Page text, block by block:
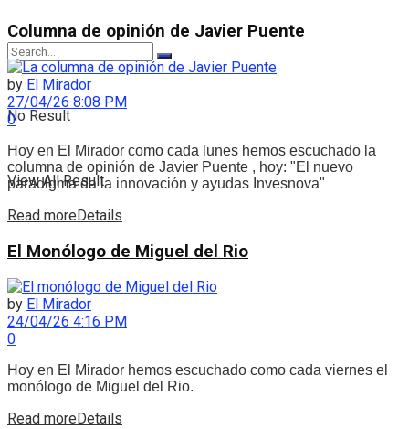
No Result
View All Result
Columna de opinión de Javier Puente
by El Mirador
27/04/26 8:08 PM
0
Hoy en El Mirador como cada lunes hemos escuchado la
columna de opinión de Javier Puente , hoy: "El nuevo
paradigma da la innovación y ayudas Invesnova"
Read moreDetails
El Monólogo de Miguel del Rio
by El Mirador
24/04/26 4:16 PM
0
Hoy en El Mirador hemos escuchado como cada viernes el
monólogo de Miguel del Rio.
Read more Details